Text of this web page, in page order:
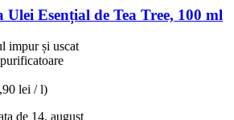
Ulei Esențial de Tea Tree, 100 ml
impur și uscat
lei / l)
de 14. august